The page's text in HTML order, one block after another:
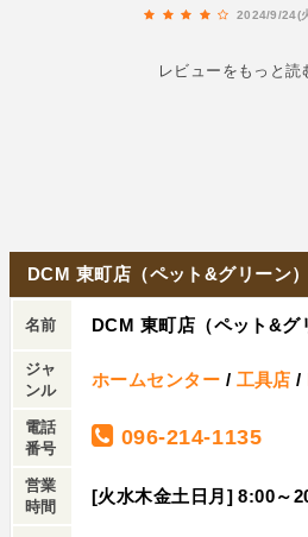
2024/9/24(
レビューをもっと読
DCM 東町店（ペット&グリーン
名前 DCM 東町店（ペット&グ
ジャ
ンル
ホームセンター / 工具店 /
電話
番号
096-214-1135
営業
時間
[火水木金土日月] 8:00～